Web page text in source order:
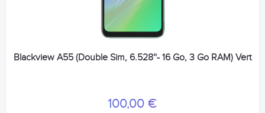
Blackview A55 (Double Sim, 6.528''- 16 Go, 3 Go RAM) Vert
100,00 €